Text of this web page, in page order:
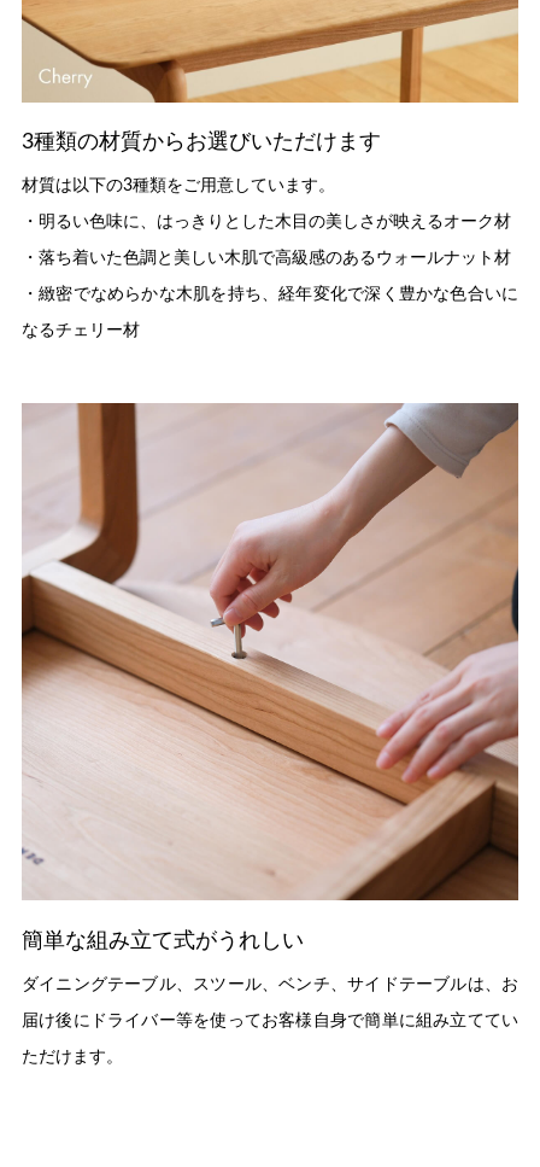
3種類の材質からお選びいただけます
材質は以下の3種類をご用意しています。
・明るい色味に、はっきりとした木目の美しさが映えるオーク材
・落ち着いた色調と美しい木肌で高級感のあるウォールナット材
・緻密でなめらかな木肌を持ち、経年変化で深く豊かな色合いに
なるチェリー材
簡単な組み立て式がうれしい
ダイニングテーブル、スツール、ベンチ、サイドテーブルは、お
届け後にドライバー等を使ってお客様自身で簡単に組み立ててい
ただけます。